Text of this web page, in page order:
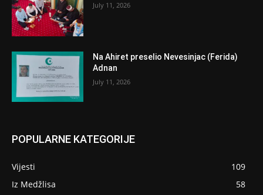
July 11, 2026
Na Ahiret preselio Nevesinjac (Ferida)
Adnan
July 11, 2026
POPULARNE KATEGORIJE
Vijesti
109
Iz Medžlisa
58